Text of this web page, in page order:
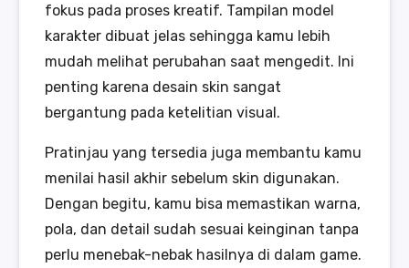
fokus pada proses kreatif. Tampilan model
karakter dibuat jelas sehingga kamu lebih
mudah melihat perubahan saat mengedit. Ini
penting karena desain skin sangat
bergantung pada ketelitian visual.
Pratinjau yang tersedia juga membantu kamu
menilai hasil akhir sebelum skin digunakan.
Dengan begitu, kamu bisa memastikan warna,
pola, dan detail sudah sesuai keinginan tanpa
perlu menebak-nebak hasilnya di dalam game.